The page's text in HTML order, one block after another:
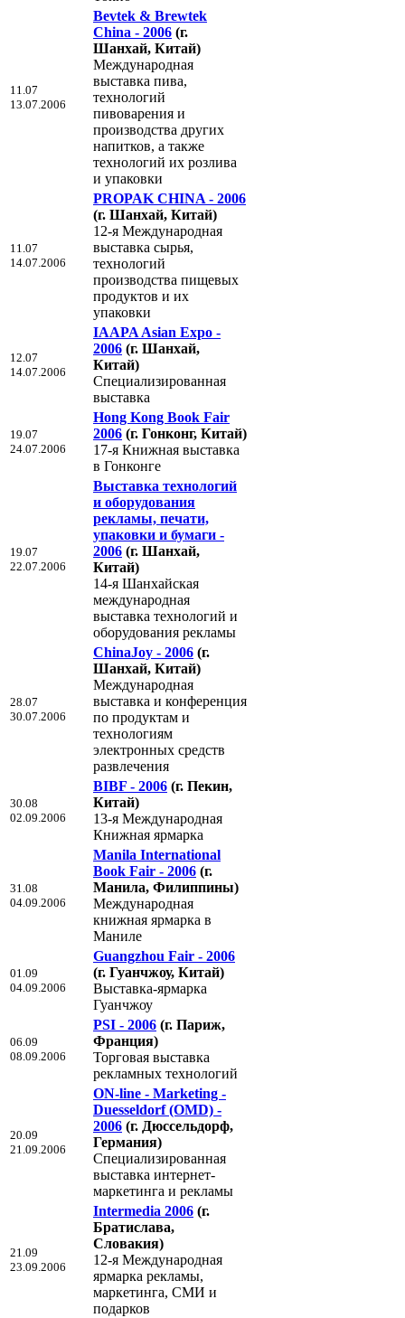
11.07
13.07.2006
Bevtek & Brewtek
China - 2006 (г.
Шанхай, Китай)
Международная
выставка пива,
технологий
пивоварения и
производства других
напитков, а также
технологий их розлива
и упаковки
11.07
14.07.2006
PROPAK CHINA - 2006
(г. Шанхай, Китай)
12-я Международная
выставка сырья,
технологий
производства пищевых
продуктов и их
упаковки
12.07
14.07.2006
IAAPA Asian Expo -
2006 (г. Шанхай,
Китай)
Специализированная
выставка
19.07
24.07.2006
Hong Kong Book Fair
2006 (г. Гонконг, Китай)
17-я Книжная выставка
в Гонконге
19.07
22.07.2006
Выставка технологий
и оборудования
рекламы, печати,
упаковки и бумаги -
2006 (г. Шанхай,
Китай)
14-я Шанхайская
международная
выставка технологий и
оборудования рекламы
28.07
30.07.2006
ChinaJoy - 2006 (г.
Шанхай, Китай)
Международная
выставка и конференция
по продуктам и
технологиям
электронных средств
развлечения
30.08
02.09.2006
BIBF - 2006 (г. Пекин,
Китай)
13-я Международная
Книжная ярмарка
31.08
04.09.2006
Manila International
Book Fair - 2006 (г.
Манила, Филиппины)
Международная
книжная ярмарка в
Маниле
01.09
04.09.2006
Guangzhou Fair - 2006
(г. Гуанчжоу, Китай)
Выставка-ярмарка
Гуанчжоу
06.09
08.09.2006
PSI - 2006 (г. Париж,
Франция)
Торговая выставка
рекламных технологий
20.09
21.09.2006
ON-line - Marketing -
Duesseldorf (OMD) -
2006 (г. Дюссельдорф,
Германия)
Специализированная
выставка интернет-
маркетинга и рекламы
21.09
23.09.2006
Intermedia 2006 (г.
Братислава,
Словакия)
12-я Международная
ярмарка рекламы,
маркетинга, СМИ и
подарков